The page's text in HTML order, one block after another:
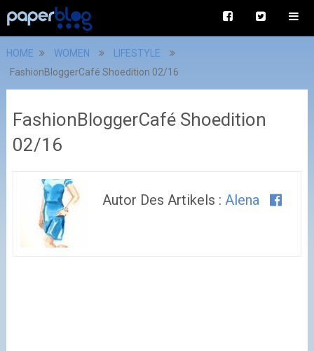
HOME WOMEN
LIFESTYLE
FashionBloggerCafé Shoedition 02/16
FashionBloggerCafé Shoedition
02/16
Autor Des Artikels :Alena